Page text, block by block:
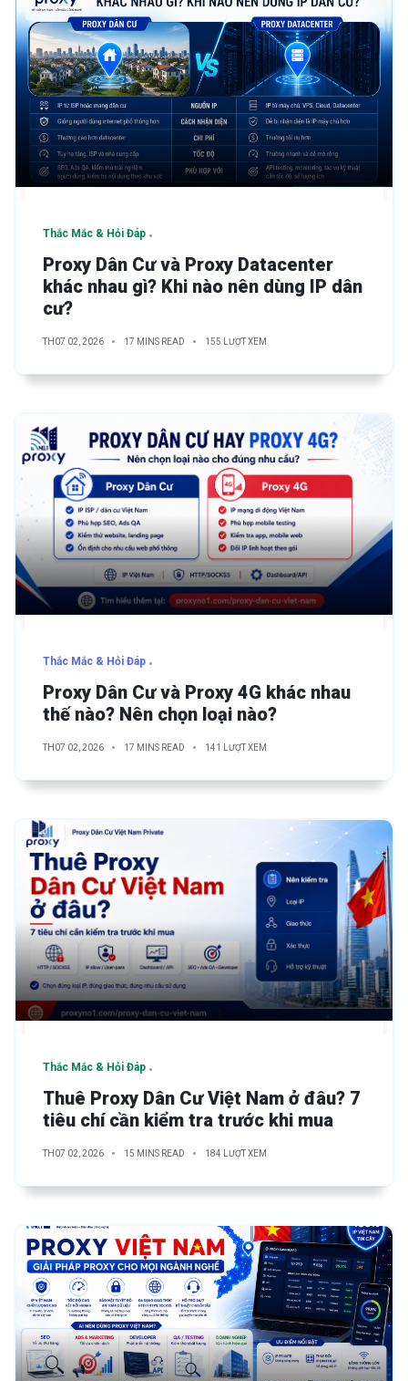
Thắc Mắc & Hỏi Đáp
Proxy Dân Cư và Proxy Datacenter
khác nhau gì? Khi nào nên dùng IP dân
cư?
TH07 02, 2026 17 MINS READ 155 LƯỢT XEM
Thắc Mắc & Hỏi Đáp
Proxy Dân Cư và Proxy 4G khác nhau
thế nào? Nên chọn loại nào?
TH07 02, 2026 17 MINS READ 141 LƯỢT XEM
Thắc Mắc & Hỏi Đáp
Thuê Proxy Dân Cư Việt Nam ở đâu? 7
tiêu chí cần kiểm tra trước khi mua
TH07 02, 2026 15 MINS READ 184 LƯỢT XEM